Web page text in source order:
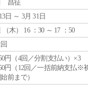
昌征
日 ～ 3月 31日
（木） 16 ：30 ～ 17 ：50
円（4回／分割支払い）×3
円（12回／一括前納支払※
前まで）